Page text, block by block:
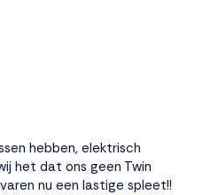
hebben, elektrisch
het dat ons geen Twin
nu een lastige spleet!!